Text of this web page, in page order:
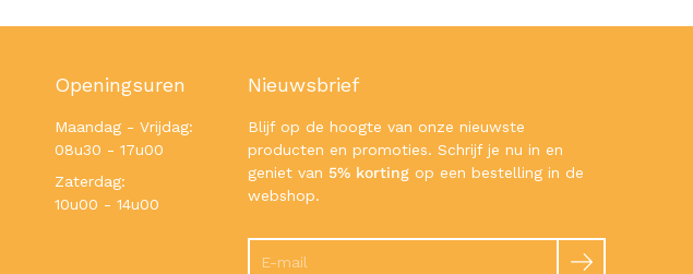
Openingsuren
Maandag - Vrijdag:
08u30 - 17u00
Zaterdag:
10u00 - 14u00
Nieuwsbrief
Blijf op de hoogte van onze nieuwste
producten en promoties. Schrijf je nu in en
geniet van 5% korting op een bestelling in de
webshop.